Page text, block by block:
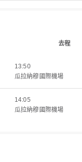
去程
13:50
瓜拉納穆國際機場
14:05
瓜拉納穆國際機場